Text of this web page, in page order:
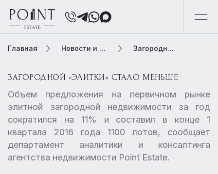
Главная Новости и обзоры Загородной «элитки» стало меньше
ЗАГОРОДНОЙ «ЭЛИТКИ» СТАЛО МЕНЬШЕ
Объем предложения на первичном рынке
элитной загородной недвижимости за год
сократился на 11% и составил в конце 1
квартала 2016 года 1100 лотов, сообщает
департамент аналитики и консалтинга
агентства недвижимости Point Estate.